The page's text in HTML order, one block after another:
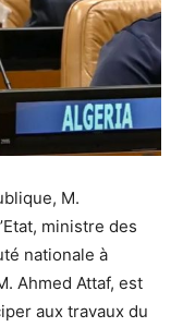
M.
ministre des
nationale à
Ahmed Attaf, est
aux travaux du